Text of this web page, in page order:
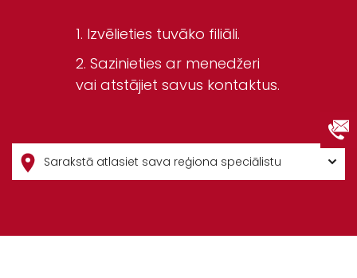
Izvēlieties tuvāko filiāli.
Sazinieties ar menedžeri
vai atstājiet savus kontaktus.